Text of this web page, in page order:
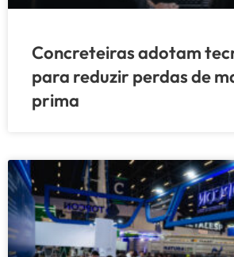
Concreteiras adotam
para reduzir perdas de
prima